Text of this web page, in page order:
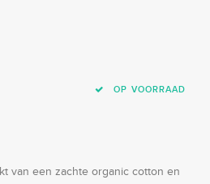
OP VOORRAAD
van een zachte organic cotton en